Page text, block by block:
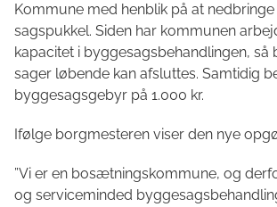
Kommune med henblik på at
sagspukkel. Siden har kommunen
kapacitet i byggesagsbehandlingen,
sager løbende kan afsluttes. Samtidig
byggesagsgebyr på 1.000 kr.
Ifølge borgmesteren viser den nye
”Vi er en bosætningskommune, og
og serviceminded